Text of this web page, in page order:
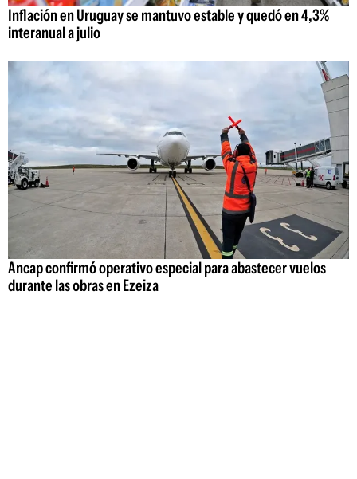
Inflación en Uruguay se mantuvo estable y quedó en 4,3%
interanual a julio
Ancap confirmó operativo especial para abastecer vuelos
durante las obras en Ezeiza